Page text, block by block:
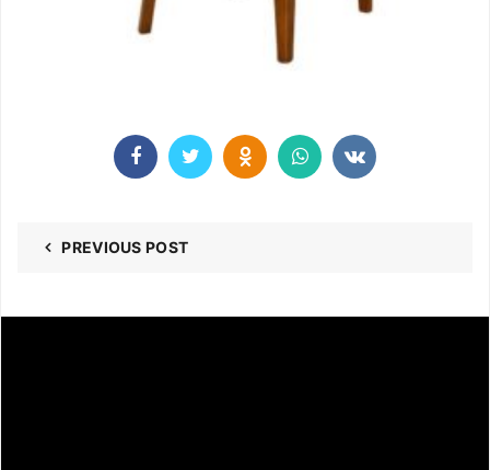
PREVIOUS POST